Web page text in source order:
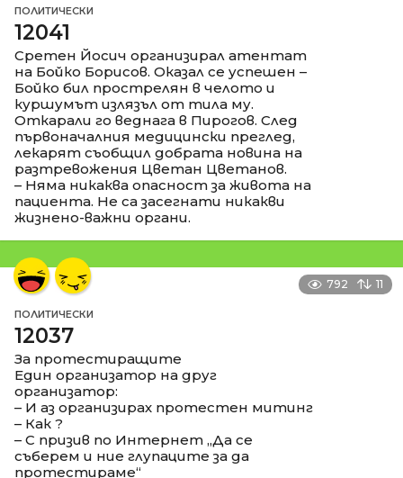
ПОЛИТИЧЕСКИ
12041
Сретен Йосич организирал атентат
на Бойко Борисов. Оказал се успешен –
Бойко бил прострелян в челото и
куршумът излязъл от тила му.
Откарали го веднага в Пирогов. След
първоначалния медицински преглед,
лекарят съобщил добрата новина на
разтревожения Цветан Цветанов.
– Няма никаква опасност за живота на
пациента. Не са засегнати никакви
жизнено-важни органи.
792 11
ПОЛИТИЧЕСКИ
12037
За протестиращите
Един организатор на друг
организатор:
– И аз организирах протестен митинг
– Как ?
– С призив по Интернет „Да се
съберем и ние глупаците за да
протестираме“